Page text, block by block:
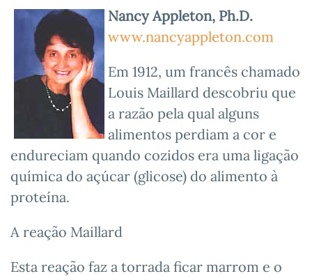
Nancy Appleton, Ph.D.
www.nancyappleton.com
Em 1912, um francês chamado
Louis Maillard descobriu que
a razão pela qual alguns
alimentos perdiam a cor e
endureciam quando cozidos era uma ligação
química do açúcar (glicose) do alimento à
proteína.
A reação Maillard
Esta reação faz a torrada ficar marrom e o